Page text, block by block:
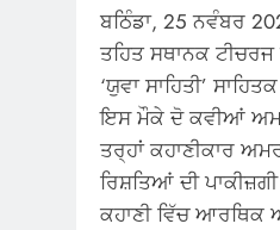
ਬਠਿੰਡਾ, 25 ਨਵੰਬਰ
ਤਹਿਤ ਸਥਾਨਕ
‘ਯੁਵਾ ਸਾਹਿਤੀ’
ਇਸ ਮੌਕੇ ਦੋ ਕਵੀਆਂ ਅਮਨ
ਤਰ੍ਹਾਂ ਕਹਾਣੀਕਾਰ
ਰਿਸ਼ਤਿਆਂ ਦੀ
ਕਹਾਣੀ ਵਿੱਚ ਆਰਥਿਕ